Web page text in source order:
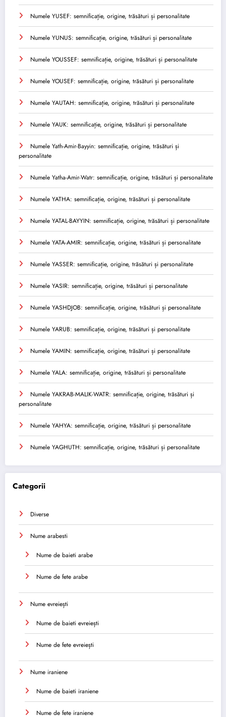
Numele YUSEF: semnificație, origine, trăsături și personalitate
Numele YUNUS: semnificație, origine, trăsături și personalitate
Numele YOUSSEF: semnificație, origine, trăsături și personalitate
Numele YOUSEF: semnificație, origine, trăsături și personalitate
Numele YAUTAH: semnificație, origine, trăsături și personalitate
Numele YAUK: semnificație, origine, trăsături și personalitate
Numele Yath-Amir-Bayyin: semnificație, origine, trăsături și
personalitate
Numele Yatha-Amir-Watr: semnificație, origine, trăsături și personalitate
Numele YATHA: semnificație, origine, trăsături și personalitate
Numele YATAL-BAYYIN: semnificație, origine, trăsături și personalitate
Numele YATA-AMIR: semnificație, origine, trăsături și personalitate
Numele YASSER: semnificație, origine, trăsături și personalitate
Numele YASIR: semnificație, origine, trăsături și personalitate
Numele YASHDJOB: semnificație, origine, trăsături și personalitate
Numele YARUB: semnificație, origine, trăsături și personalitate
Numele YAMIN: semnificație, origine, trăsături și personalitate
Numele YALA: semnificație, origine, trăsături și personalitate
Numele YAKRAB-MALIK-WATR: semnificație, origine, trăsături și
personalitate
Numele YAHYA: semnificație, origine, trăsături și personalitate
Numele YAGHUTH: semnificație, origine, trăsături și personalitate
Categorii
Diverse
Nume arabesti
Nume de baieti arabe
Nume de fete arabe
Nume evreiești
Nume de baieti evreiești
Nume de fete evreiești
Nume iraniene
Nume de baieti iraniene
Nume de fete iraniene